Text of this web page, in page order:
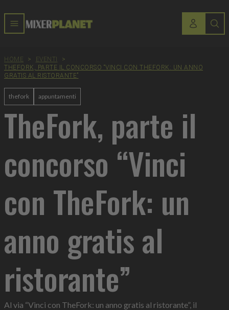
HOME > EVENTI
>
THEFORK, PARTE IL CONCORSO “VINCI CON THEFORK: UN ANNO
GRATIS AL RISTORANTE”
thefork appuntamenti
TheFork, parte il
concorso “Vinci
con TheFork: un
anno gratis al
ristorante”
Al via “Vinci con TheFork: un anno gratis al ristorante”, il